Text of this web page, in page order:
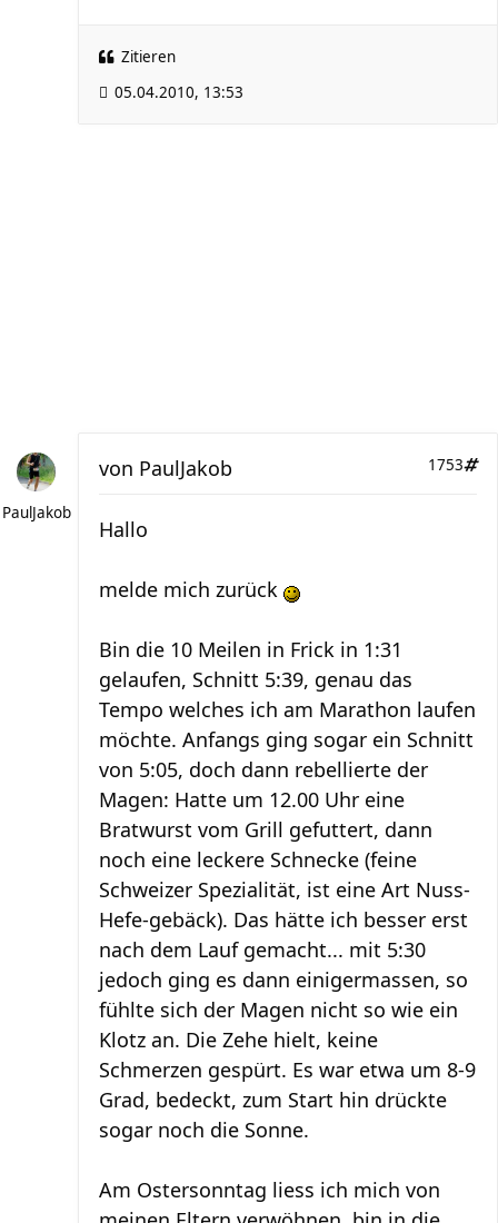
Zitieren
05.04.2010, 13:53
PaulJakob
1753
von PaulJakob
Hallo
melde mich zurück
Bin die 10 Meilen in Frick in 1:31
gelaufen, Schnitt 5:39, genau das
Tempo welches ich am Marathon laufen
möchte. Anfangs ging sogar ein Schnitt
von 5:05, doch dann rebellierte der
Magen: Hatte um 12.00 Uhr eine
Bratwurst vom Grill gefuttert, dann
noch eine leckere Schnecke (feine
Schweizer Spezialität, ist eine Art Nuss-
Hefe-gebäck). Das hätte ich besser erst
nach dem Lauf gemacht... mit 5:30
jedoch ging es dann einigermassen, so
fühlte sich der Magen nicht so wie ein
Klotz an. Die Zehe hielt, keine
Schmerzen gespürt. Es war etwa um 8-9
Grad, bedeckt, zum Start hin drückte
sogar noch die Sonne.
Am Ostersonntag liess ich mich von